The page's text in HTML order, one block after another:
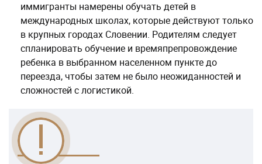
иммигранты намерены обучать детей в
международных школах, которые действуют только
в крупных городах Словении. Родителям следует
спланировать обучение и времяпрепровождение
ребенка в выбранном населенном пункте до
переезда, чтобы затем не было неожиданностей и
сложностей с логистикой.